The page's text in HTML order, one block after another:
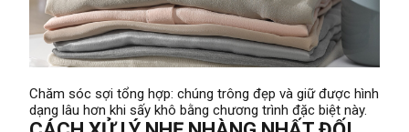
Chăm sóc sợi tổng hợp: chúng trông đẹp và giữ được hình
dạng lâu hơn khi sấy khô bằng chương trình đặc biệt này.